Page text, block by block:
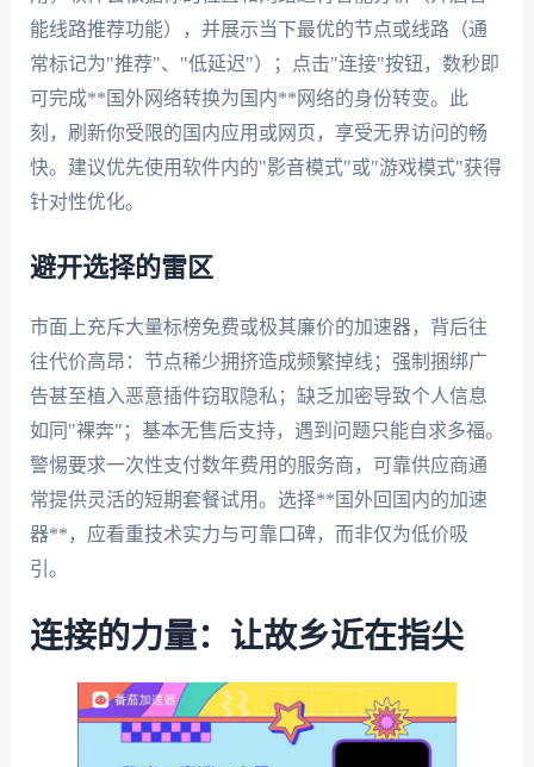
能线路推荐功能），并展示当下最优的节点或线路（通
常标记为"推荐"、"低延迟"）；点击"连接"按钮，数秒即
可完成**国外网络转换为国内**网络的身份转变。此
刻，刷新你受限的国内应用或网页，享受无界访问的畅
快。建议优先使用软件内的"影音模式"或"游戏模式"获得
针对性优化。
避开选择的雷区
市面上充斥大量标榜免费或极其廉价的加速器，背后往
往代价高昂：节点稀少拥挤造成频繁掉线；强制捆绑广
告甚至植入恶意插件窃取隐私；缺乏加密导致个人信息
如同"裸奔"；基本无售后支持，遇到问题只能自求多福。
警惕要求一次性支付数年费用的服务商，可靠供应商通
常提供灵活的短期套餐试用。选择**国外回国内的加速
器**，应看重技术实力与可靠口碑，而非仅为低价吸
引。
连接的力量：让故乡近在指尖